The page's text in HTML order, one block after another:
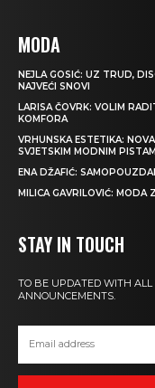
MODA
NEJLA GOSIĆ: UZ TRUD,
NAJVEĆI SNOVI
LARISA ČOVRK: VOLIM
KOMFORA
VRHUNSKA ESTETIKA:
SVJETSKIM MODNIM
ENA DŽAFIĆ:
MILICA GAVRILOVIĆ: MODA
STAY IN TOUCH
TO BE UPDATED WITH ALL
ANNOUNCEMENTS.